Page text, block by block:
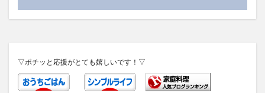
▽ポチッと応援がとても嬉しいです！▽